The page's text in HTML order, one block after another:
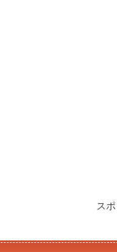
ス